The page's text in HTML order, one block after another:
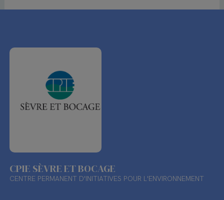
CPIE SÈVRE ET BOCAGE
CENTRE PERMANENT D'INITIATIVES POUR L'ENVIRONNEMENT